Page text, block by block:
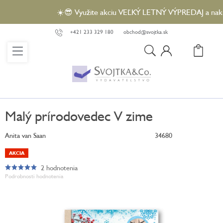
obsah
☀️😎 Využite akciu VEĽKÝ LETNÝ VÝPREDAJ a
+421 233 329 180 obchod@svojtka.sk
Malý prírodovedec V zime
Anita van Saan 34680
Podrobnosti hodnotenia
AKCIA
Priemerné
hodnotenie
2 hodnotenia